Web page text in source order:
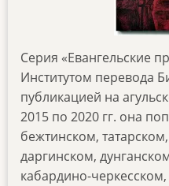
Серия «Евангельские
Институтом перевода
публикацией на
2015 по 2020 гг. она
бежтинском,
даргинском,
кабардино-